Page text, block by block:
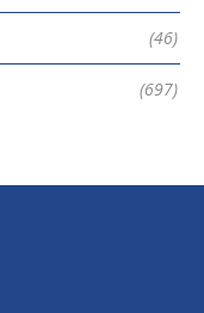
(46)
(697)